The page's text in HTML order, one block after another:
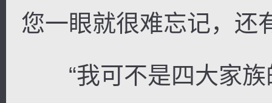
您一眼就很难忘记，还
“我可不是四大家族